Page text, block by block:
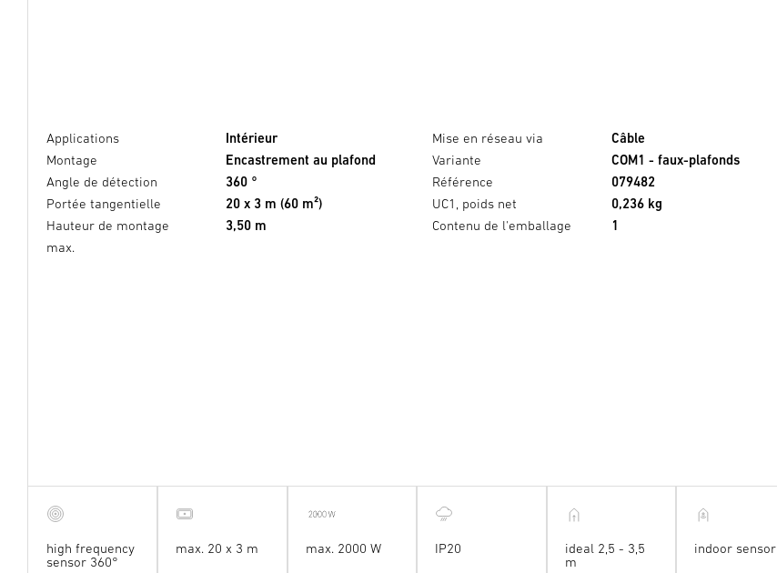
Applications
Intérieur
Montage
Encastrement au plafond
Angle de détection
360 °
Portée tangentielle
20 x 3 m (60 m²)
Hauteur de montage
max.
3,50 m
Mise en réseau via
Câble
Variante
COM1 - faux-plafonds
Référence
079482
UC1, poids net
0,236 kg
Contenu de l'emballage
1
high frequency
sensor 360°
max. 20 x 3 m max. 2000 W IP20
ideal 2,5 - 3,5
m
indoor sensor